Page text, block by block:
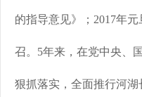
的指导意见》；2017年
召。5年来，在党中央、
狠抓落实，全面推行河